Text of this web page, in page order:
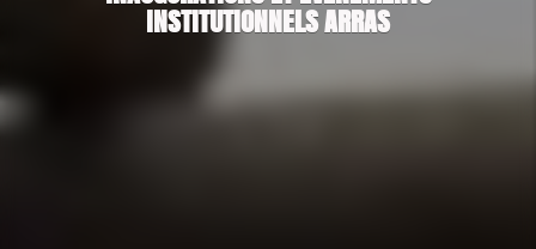
INSTITUTIONNELS ARRAS